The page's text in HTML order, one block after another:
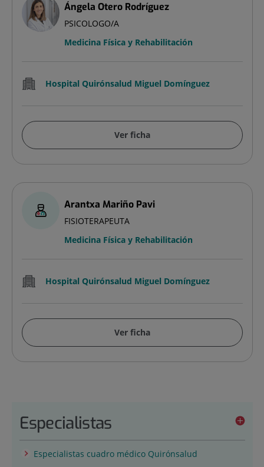
Ángela Otero Rodríguez
PSICOLOGO/A
Medicina Física y Rehabilitación
Hospital Quirónsalud Miguel Domínguez
Ver ficha
Arantxa Mariño Pavi
FISIOTERAPEUTA
Medicina Física y Rehabilitación
Hospital Quirónsalud Miguel Domínguez
Ver ficha
Especialistas
Especialistas cuadro médico Quirónsalud